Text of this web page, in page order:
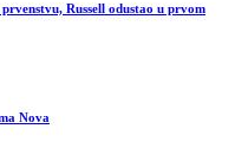
Russell odustao u prvom
Nova